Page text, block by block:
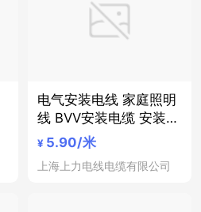
电气安装电线 家庭照明
线 BVV安装电缆 安装电
缆
¥ 5.90/米
上海上力电线电缆有限公司